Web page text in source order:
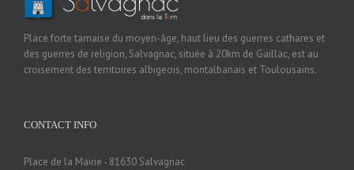
Place forte tarnaise du moyen-âge, haut lieu des guerres cathares et
des guerres de religion, Salvagnac, située à 20km de Gaillac, est au
croisement des territoires albigeois, montalbanais et Toulousains.
CONTACT INFO
Place de la Mairie - 81630 Salvagnac